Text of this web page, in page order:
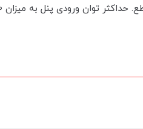
1050وات در حالت 24 ولت و 520 وات در حالت 12 ولت.